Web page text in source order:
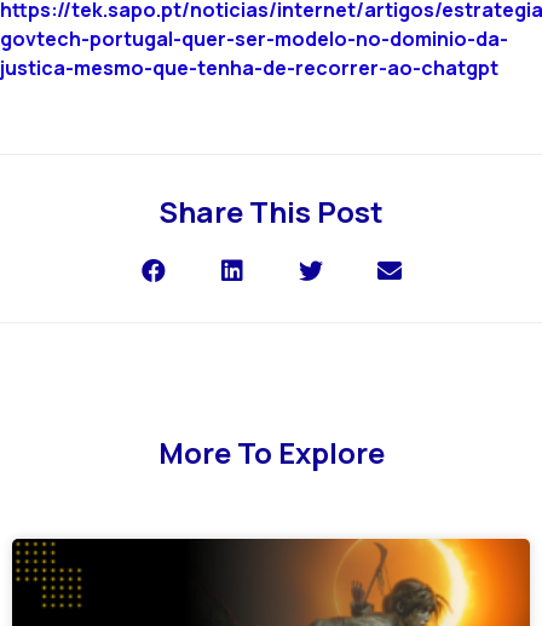
https://tek.sapo.pt/noticias/internet/artigos/
govtech-portugal-quer-ser-modelo-no-dominio-da-
justica-mesmo-que-tenha-de-recorrer-ao-chatgpt
Share This Post
More To Explore